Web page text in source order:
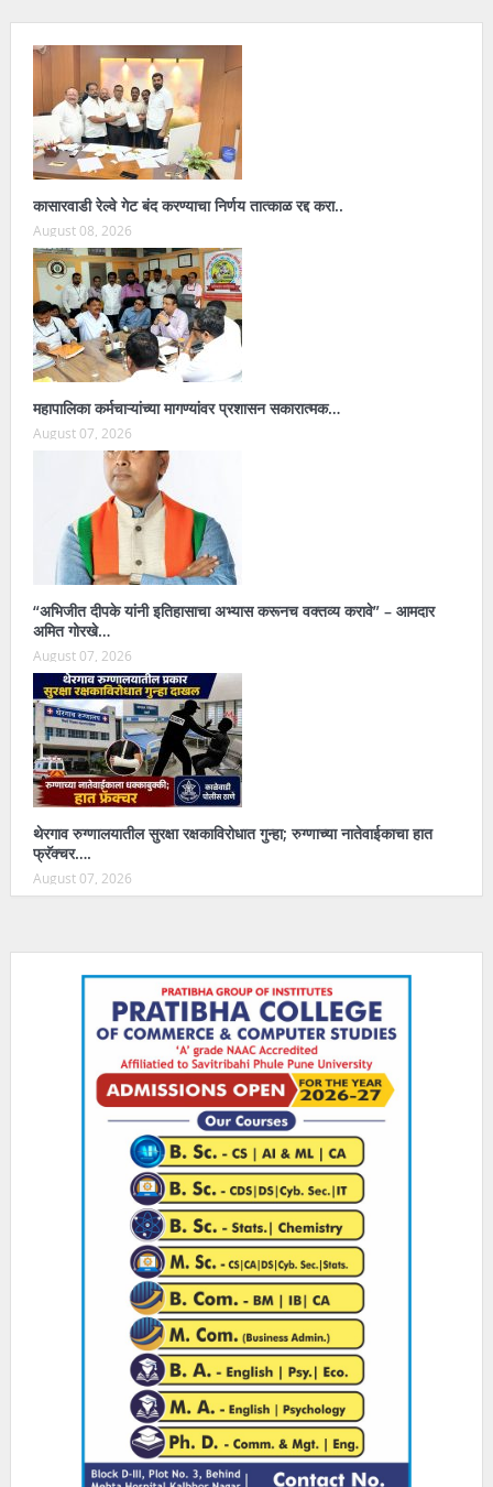
कासारवाडी रेल्वे गेट बंद करण्याचा निर्णय तात्काळ रद्द करा..
August 08, 2026
महापालिका कर्मचाऱ्यांच्या मागण्यांवर प्रशासन सकारात्मक…
August 07, 2026
“अभिजीत दीपके यांनी इतिहासाचा अभ्यास करूनच वक्तव्य करावे” – आमदार
अमित गोरखे…
August 07, 2026
थेरगाव रुग्णालयातील सुरक्षा रक्षकाविरोधात गुन्हा; रुग्णाच्या नातेवाईकाचा हात
फ्रॅक्चर….
August 07, 2026